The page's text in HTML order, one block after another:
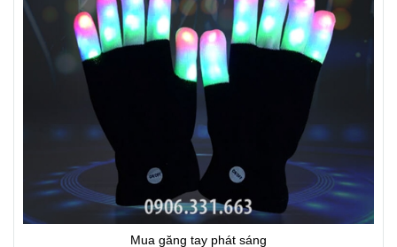
Mua găng tay phát sáng